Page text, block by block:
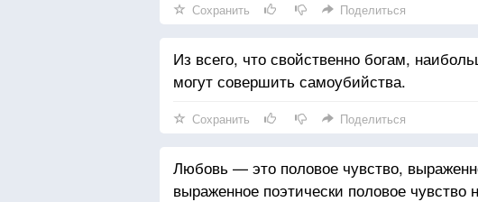
Сохранить Поделиться
Из всего, что свойственно богам,
могут совершить самоубийства.
Сохранить Поделиться
Любовь — это половое чувство,
выраженное поэтически половое